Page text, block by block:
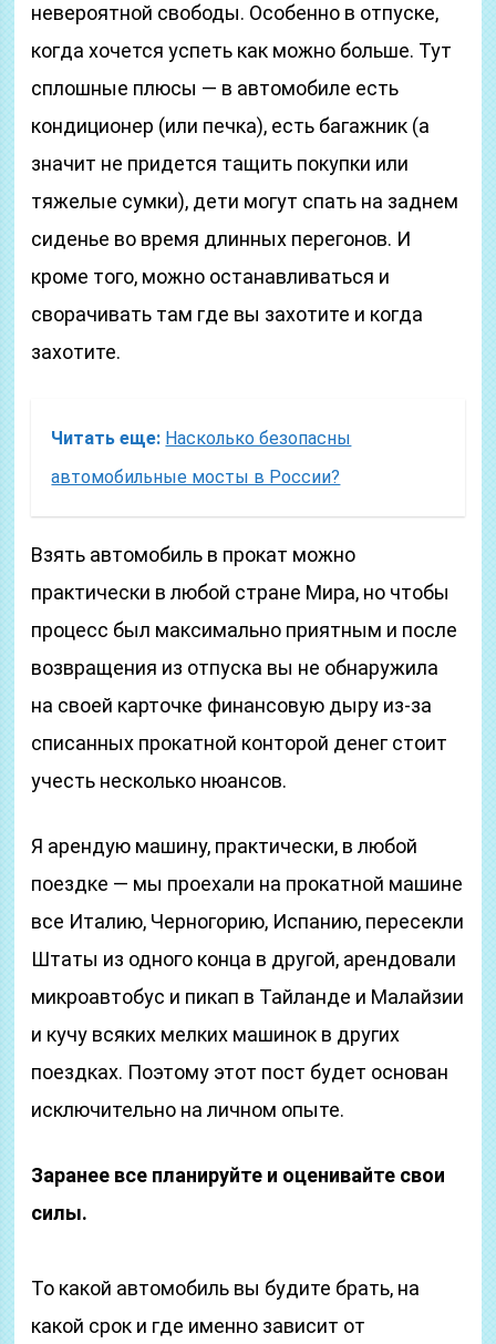
невероятной свободы. Особенно в отпуске,
когда хочется успеть как можно больше. Тут
сплошные плюсы — в автомобиле есть
кондиционер (или печка), есть багажник (а
значит не придется тащить покупки или
тяжелые сумки), дети могут спать на заднем
сиденье во время длинных перегонов. И
кроме того, можно останавливаться и
сворачивать там где вы захотите и когда
захотите.
Читать еще: Насколько безопасны
автомобильные мосты в России?
Взять автомобиль в прокат можно
практически в любой стране Мира, но чтобы
процесс был максимально приятным и после
возвращения из отпуска вы не обнаружила
на своей карточке финансовую дыру из-за
списанных прокатной конторой денег стоит
учесть несколько нюансов.
Я арендую машину, практически, в любой
поездке — мы проехали на прокатной машине
все Италию, Черногорию, Испанию, пересекли
Штаты из одного конца в другой, арендовали
микроавтобус и пикап в Тайланде и Малайзии
и кучу всяких мелких машинок в других
поездках. Поэтому этот пост будет основан
исключительно на личном опыте.
Заранее все планируйте и оценивайте свои
силы.
То какой автомобиль вы будите брать, на
какой срок и где именно зависит от